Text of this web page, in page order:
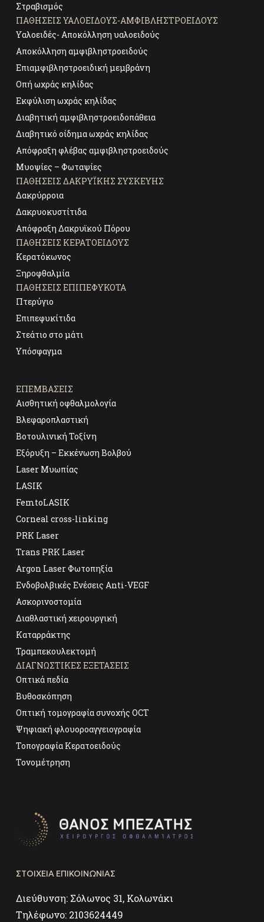
Στραβισμός
ΠΑΘΉΣΕΙΣ ΥΑΛΟΕΙΔΟΎΣ-ΑΜΦΙΒΛΗΣΤΡΟΕΙΔΟΎΣ
Υαλοειδές- Αποκόλληση υαλοειδούς
Αποκόλληση αμφιβληστροειδούς
Επιαμφιβληστροειδική μεμβράνη
Οπή ωχράς κηλίδας
Εκφύλιση ωχράς κηλίδας
Διαβητική αμφιβληστροειδοπάθεια
Διαβητικό οίδημα ωχράς κηλίδας
Απόφραξη φλέβας αμφιβληστροειδούς
Μυοψίες – Φωταψίες
ΠΑΘΉΣΕΙΣ ΔΑΚΡΥΪΚΉΣ ΣΥΣΚΕΥΉΣ
Δακρύρροια
Δακρυοκυστίτιδα
Απόφραξη Δακρυϊκού Πόρου
ΠΑΘΉΣΕΙΣ ΚΕΡΑΤΟΕΙΔΟΎΣ
Κερατόκωνος
Ξηροφθαλμία
ΠΑΘΉΣΕΙΣ ΕΠΙΠΕΦΥΚΌΤΑ
Πτερύγιο
Επιπεφυκίτιδα
Στεάτιο στο μάτι
Υπόσφαγμα
ΕΠΕΜΒΑΣΕΙΣ
Αισθητική οφθαλμολογία
Βλεφαροπλαστική
Βοτουλινική Τοξίνη
Εξόρυξη – Εκκένωση Βολβού
Laser Μυωπίας
LASIK
FemtoLASIK
Corneal cross-linking
PRK Laser
Trans PRK Laser
Argon Laser Φωτοπηξία
Ενδοβολβικές Ενέσεις Anti-VEGF
Ασκορινοστομία
Διαθλαστική χειρουργική
Καταρράκτης
Τραμπεκουλεκτομή
ΔΙΑΓΝΩΣΤΙΚΕΣ ΕΞΕΤΑΣΕΙΣ
Οπτικά πεδία
Βυθοσκόπηση
Οπτική τομογραφία συνοχής OCT
Ψηφιακή φλουοροαγγειογραφία
Τοπογραφία Κερατοειδούς
Τονομέτρηση
ΣΤΟΙΧΕΙΑ ΕΠΙΚΟΙΝΩΝΙΑΣ
Διεύθυνση: Σόλωνος 31, Κολωνάκι
Τηλέφωνο: 2103624449